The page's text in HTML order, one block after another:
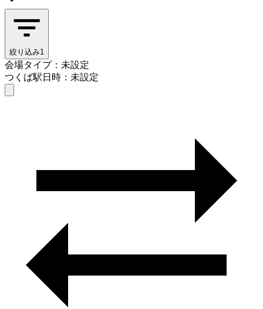
絞り込み1
会場タイプ：未設定
つくば駅日時：未設定